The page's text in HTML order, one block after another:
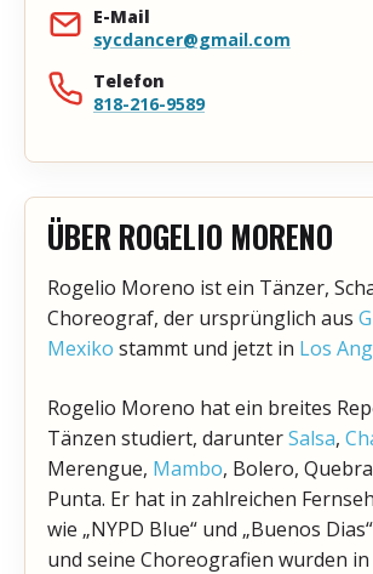
E-Mail
sycdancer@gmail.com
Telefon
818-216-9589
ÜBER ROGELIO MORENO
Rogelio Moreno ist ein Tänzer,
Choreograf, der ursprünglich aus
Mexiko stammt und jetzt in Los
Rogelio Moreno hat ein breites
Tänzen studiert, darunterSalsa,
Merengue, Mambo, Bolero,
Punta. Er hat in zahlreichen
wie „NYPD Blue“ und „Buenos
und seine Choreografien wurden